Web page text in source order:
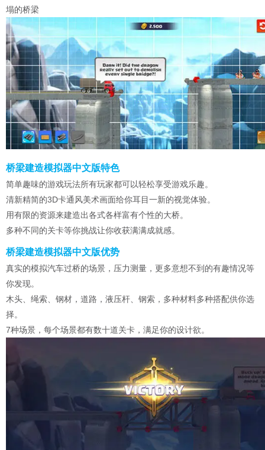
塌的桥梁
桥梁建造模拟器中文版特色
简单趣味的游戏玩法所有玩家都可以轻松享受游戏乐趣。
清新精简的3D卡通风美术画面给你耳目一新的视觉体验。
用有限的资源来建造出各式各样富有个性的大桥。
多种不同的关卡等你挑战让你收获满满成就感。
桥梁建造模拟器中文版优势
真实的模拟汽车过桥的场景，压力测量，更多意想不到的有趣情况等
你发现。
木头、绳索、钢材，道路，液压杆、钢索，多种材料多种搭配供你选
择。
7种场景，每个场景都有数十道关卡，满足你的设计欲。